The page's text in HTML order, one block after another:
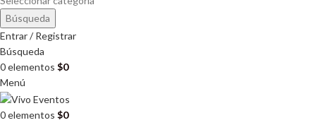
Búsqueda
Entrar / Registrar
Búsqueda
0elementos $0
Menú
0elementos $0